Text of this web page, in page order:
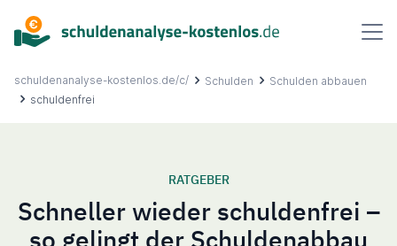
springen
schuldenanalyse-kostenlos.de/c/ Schulden
Schulden abbauen
schuldenfrei
RATGEBER
Schneller wieder schuldenfrei –
so gelingt der Schuldenabbau